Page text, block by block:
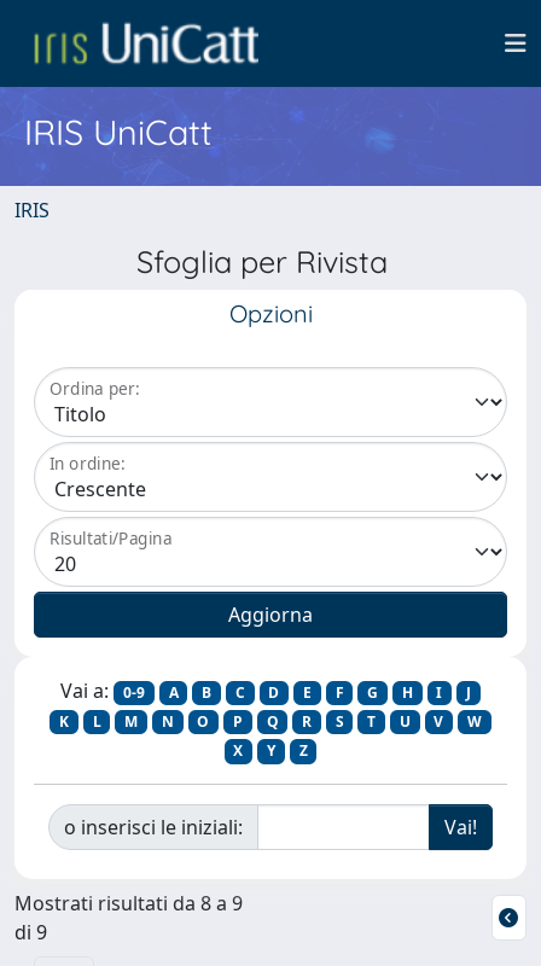
IRIS UniCatt
IRIS
Sfoglia per Rivista
Opzioni
Ordina per:
In ordine:
Risultati/Pagina
Vai a: 0-9 A B C D E F G H I
J
K
L M N O P Q R S T U V
W
X
Y Z
o inserisci le iniziali:
Mostrati risultati da 8 a 9
di 9